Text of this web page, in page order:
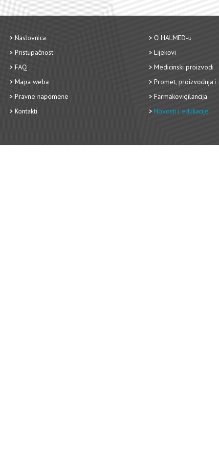
Naslovnica
Pristupačnost
FAQ
Mapa weba
Pravne napomene
Kontakti
O HALMED-u
Lijekovi
Medicinski proizvodi
Promet, proizvodnja i
Farmakovigilancija
Novosti i edukacije